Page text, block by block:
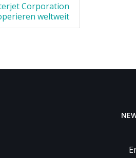
Corporation
weltweit